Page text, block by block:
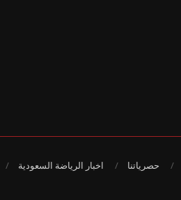
حصرياتنا اخبار الرياضة السعودية